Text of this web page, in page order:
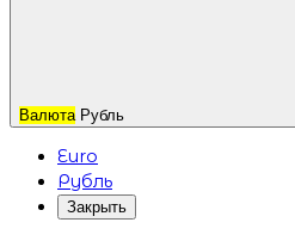
Валюта Рубль
Euro
Рубль
Закрыть